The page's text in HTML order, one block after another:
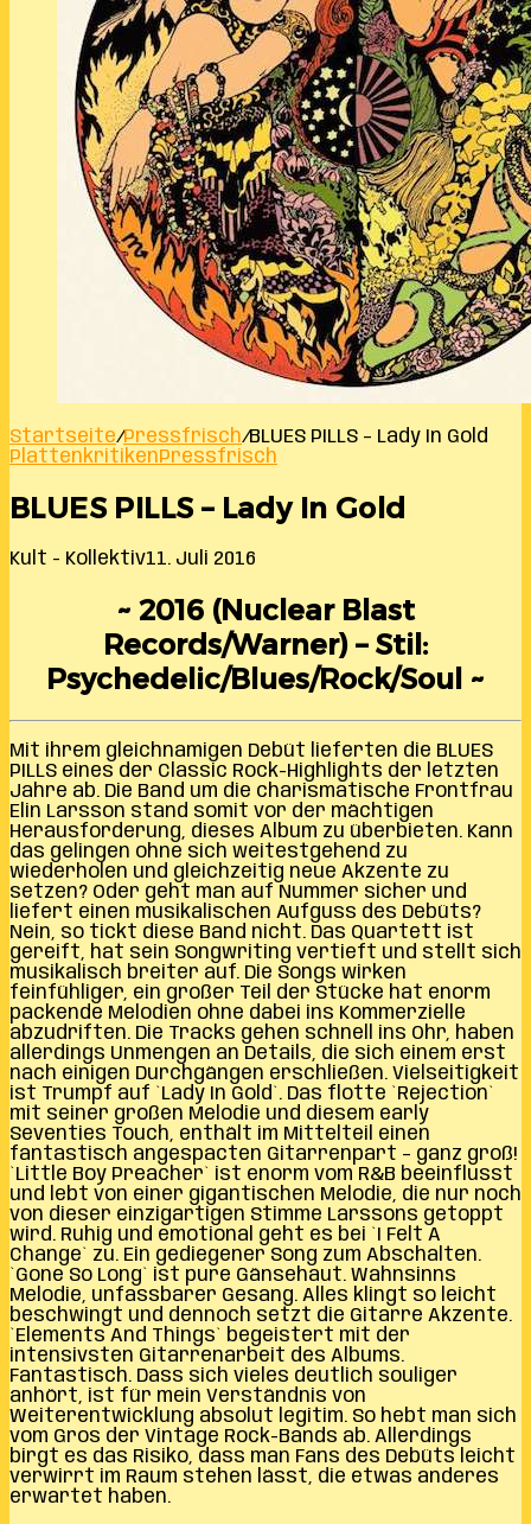
Startseite/Pressfrisch/BLUES PILLS – Lady In Gold
PlattenkritikenPressfrisch
BLUES PILLS – Lady In Gold
Kult - Kollektiv11. Juli 2016
~ 2016 (Nuclear Blast
Records/Warner) – Stil:
Psychedelic/Blues/Rock/Soul ~
Mit ihrem gleichnamigen Debüt lieferten die BLUES
PILLS eines der Classic Rock-Highlights der letzten
Jahre ab. Die Band um die charismatische Frontfrau
Elin Larsson stand somit vor der mächtigen
Herausforderung, dieses Album zu überbieten. Kann
das gelingen ohne sich weitestgehend zu
wiederholen und gleichzeitig neue Akzente zu
setzen? Oder geht man auf Nummer sicher und
liefert einen musikalischen Aufguss des Debüts?
Nein, so tickt diese Band nicht. Das Quartett ist
gereift, hat sein Songwriting vertieft und stellt sich
musikalisch breiter auf. Die Songs wirken
feinfühliger, ein großer Teil der Stücke hat enorm
packende Melodien ohne dabei ins Kommerzielle
abzudriften. Die Tracks gehen schnell ins Ohr, haben
allerdings Unmengen an Details, die sich einem erst
nach einigen Durchgängen erschließen. Vielseitigkeit
ist Trumpf auf `Lady In Gold`. Das flotte `Rejection`
mit seiner großen Melodie und diesem early
Seventies Touch, enthält im Mittelteil einen
fantastisch angespacten Gitarrenpart – ganz groß!
`Little Boy Preacher` ist enorm vom R&B beeinflusst
und lebt von einer gigantischen Melodie, die nur noch
von dieser einzigartigen Stimme Larssons getoppt
wird. Ruhig und emotional geht es bei `I Felt A
Change` zu. Ein gediegener Song zum Abschalten.
`Gone So Long` ist pure Gänsehaut. Wahnsinns
Melodie, unfassbarer Gesang. Alles klingt so leicht
beschwingt und dennoch setzt die Gitarre Akzente.
`Elements And Things` begeistert mit der
intensivsten Gitarrenarbeit des Albums.
Fantastisch. Dass sich vieles deutlich souliger
anhört, ist für mein Verständnis von
Weiterentwicklung absolut legitim. So hebt man sich
vom Gros der Vintage Rock-Bands ab. Allerdings
birgt es das Risiko, dass man Fans des Debüts leicht
verwirrt im Raum stehen lässt, die etwas anderes
erwartet haben.